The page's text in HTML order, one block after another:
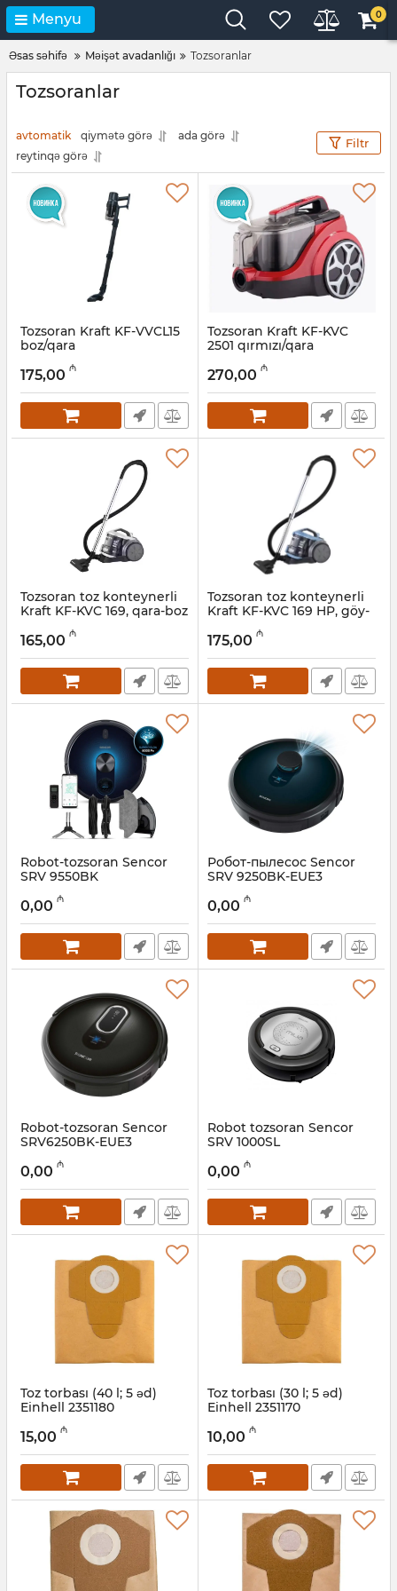
Menyu 0
Əsas səhifə Məişət avadanlığı Tozsoranlar
Tozsoranlar
avtomatik qiymətə görə
ada görə
reytinqə görə
Filtr
Tozsoran Kraft KF-VVCL15
boz/qara
005038587
175,00 ₼
Tozsoran Kraft KF-KVC
2501 qırmızı/qara
005038586
270,00 ₼
Tozsoran toz konteynerli
Kraft KF-KVC 169, qara-boz
005038585
165,00 ₼
Tozsoran toz konteynerli
Kraft KF-KVC 169 HP, göy-
Artikul: 005038584
175,00 ₼
Robot-tozsoran Sencor
SRV 9550BK
005038583
0,00 ₼
Робот-пылесос Sencor
SRV 9250BK-EUE3
005038580
0,00 ₼
Robot-tozsoran Sencor
SRV6250BK-EUE3
005038581
0,00 ₼
Robot tozsoran Sencor
SRV 1000SL
005038580
0,00 ₼
Toz torbası (40 l; 5 əd)
Einhell 2351180
12018490
15,00 ₼
Toz torbası (30 l; 5 əd)
Einhell 2351170
12018208
10,00 ₼